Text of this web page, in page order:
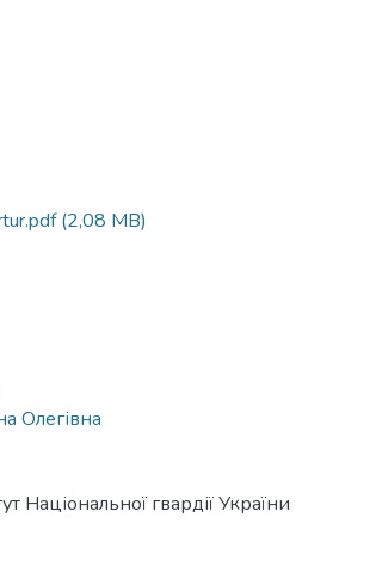
(2,08 MB)
Олегівна
Національної гвардії України